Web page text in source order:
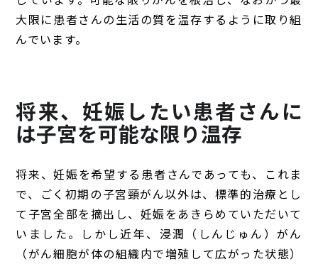
大限に患者さんの生活の質を温存するように取り組
んでいます。
将来、妊娠したい患者さんに
は子宮を可能な限り温存
将来、妊娠を希望する患者さんであっても、これま
で、ごく初期の子宮頸がん以外は、標準的治療とし
て子宮全部を摘出し、妊娠をあきらめていただいて
いました。しかし近年、浸潤（しんじゅん）がん
（がん細胞が体の組織内で増殖して広がった状態）